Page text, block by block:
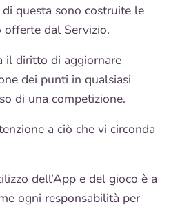
questa sono costruite le
offerte dal Servizio.
il diritto di aggiornare
dei punti in qualsiasi
di una competizione.
a ciò che vi circonda
dell’App e del gioco è a
ogni responsabilità per